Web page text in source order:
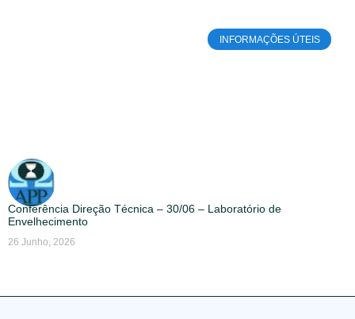
INFORMAÇÕES ÚTEIS
Conferência Direção Técnica – 30/06 – Laboratório de
Envelhecimento
26 Junho, 2026